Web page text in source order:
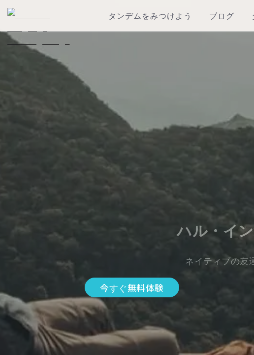
タンデムをみつけよう ブログ
ハル・イ
ネイティブの友
今すぐ無料体験